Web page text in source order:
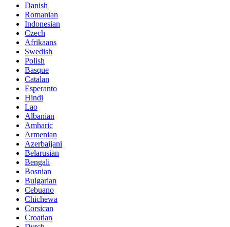
Danish
Romanian
Indonesian
Czech
Afrikaans
Swedish
Polish
Basque
Catalan
Esperanto
Hindi
Lao
Albanian
Amharic
Armenian
Azerbaijani
Belarusian
Bengali
Bosnian
Bulgarian
Cebuano
Chichewa
Corsican
Croatian